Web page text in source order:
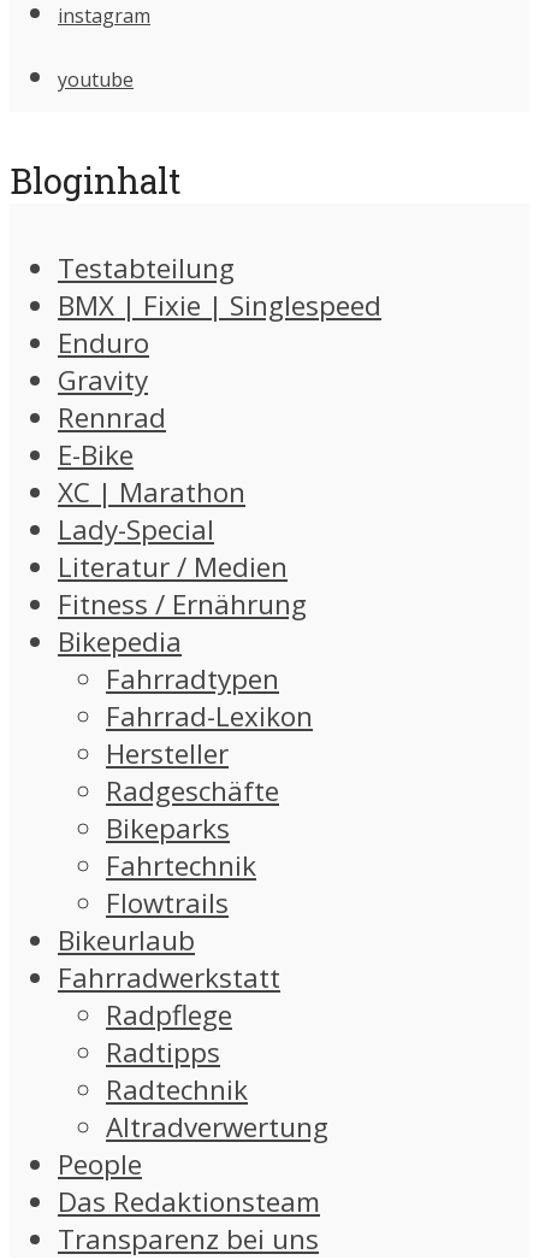
instagram
youtube
Bloginhalt
Testabteilung
BMX | Fixie | Singlespeed
Enduro
Gravity
Rennrad
E-Bike
XC | Marathon
Lady-Special
Literatur / Medien
Fitness / Ernährung
Bikepedia
Fahrradtypen
Fahrrad-Lexikon
Hersteller
Radgeschäfte
Bikeparks
Fahrtechnik
Flowtrails
Bikeurlaub
Fahrradwerkstatt
Radpflege
Radtipps
Radtechnik
Altradverwertung
People
Das Redaktionsteam
Transparenz bei uns